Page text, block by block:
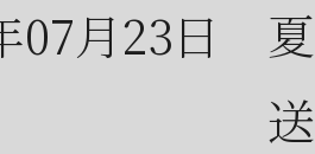
07月23日